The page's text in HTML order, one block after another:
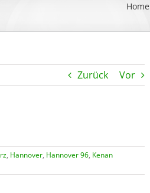
Home
Zurück Vor
, Hannover, Hannover 96, Kenan